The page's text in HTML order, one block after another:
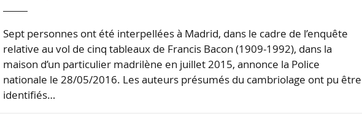
Sept personnes ont été interpellées à Madrid, dans le cadre de l’enquête
relative au vol de cinq tableaux de Francis Bacon (1909-1992), dans la
maison d’un particulier madrilène en juillet 2015, annonce la Police
nationale le 28/05/2016. Les auteurs présumés du cambriolage ont pu être
identifiés…